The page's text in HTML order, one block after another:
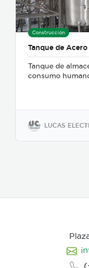
Construcción
Tanque de
Tanque de
consumo
LUCAS